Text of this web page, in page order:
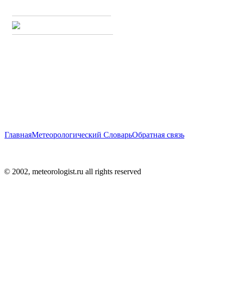
ГлавнаяМетеорологический СловарьОбратная связь
© 2002, meteorologist.ru all rights reserved